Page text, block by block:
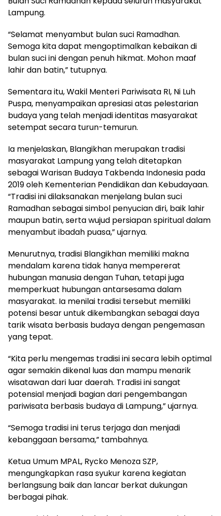
Lampung.
“Selamat menyambut bulan suci Ramadhan.
Semoga kita dapat mengoptimalkan kebaikan di
bulan suci ini dengan penuh hikmat. Mohon maaf
lahir dan batin,” tutupnya.
Sementara itu, Wakil Menteri Pariwisata RI, Ni Luh
Puspa, menyampaikan apresiasi atas pelestarian
budaya yang telah menjadi identitas masyarakat
setempat secara turun-temurun.
Ia menjelaskan, Blangikhan merupakan tradisi
masyarakat Lampung yang telah ditetapkan
sebagai Warisan Budaya Takbenda Indonesia pada
2019 oleh Kementerian Pendidikan dan Kebudayaan.
“Tradisi ini dilaksanakan menjelang bulan suci
Ramadhan sebagai simbol penyucian diri, baik lahir
maupun batin, serta wujud persiapan spiritual dalam
menyambut ibadah puasa,” ujarnya.
Menurutnya, tradisi Blangikhan memiliki makna
mendalam karena tidak hanya mempererat
hubungan manusia dengan Tuhan, tetapi juga
memperkuat hubungan antarsesama dalam
masyarakat. Ia menilai tradisi tersebut memiliki
potensi besar untuk dikembangkan sebagai daya
tarik wisata berbasis budaya dengan pengemasan
yang tepat.
“Kita perlu mengemas tradisi ini secara lebih optimal
agar semakin dikenal luas dan mampu menarik
wisatawan dari luar daerah. Tradisi ini sangat
potensial menjadi bagian dari pengembangan
pariwisata berbasis budaya di Lampung,” ujarnya.
“Semoga tradisi ini terus terjaga dan menjadi
kebanggaan bersama,” tambahnya.
Ketua Umum MPAL, Rycko Menoza SZP,
mengungkapkan rasa syukur karena kegiatan
berlangsung baik dan lancar berkat dukungan
berbagai pihak.